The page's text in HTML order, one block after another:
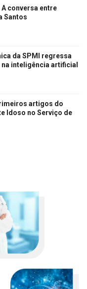
conversa entre
Santos
da SPMI regressa
inteligência artificial
artigos do
Idoso no Serviço de